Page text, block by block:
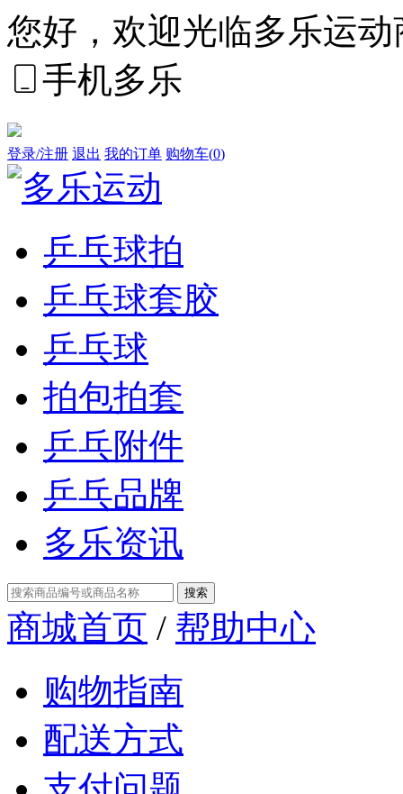
您好，欢迎光临多乐运动
手机多乐
登录/注册 退出 我的订单 购物车(0)
乒乓球拍
乒乓球套胶
乒乓球
拍包拍套
乒乓附件
乒乓品牌
多乐资讯
商城首页 / 帮助中心
购物指南
配送方式